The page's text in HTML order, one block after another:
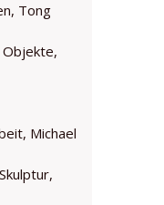
Tong
Objekte,
Michael